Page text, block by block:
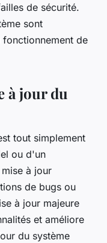
de sécurité.
sont
de
à jour du
tout simplement
ou d'un
à jour
de bugs ou
à jour majeure
et améliore
du système